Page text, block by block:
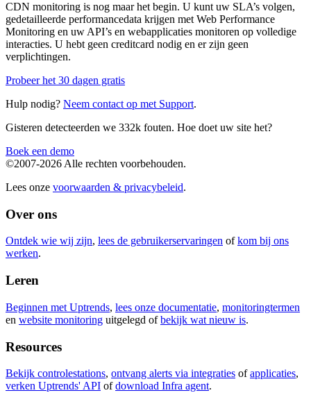
CDN monitoring is nog maar het begin. U kunt uw SLA’s volgen,
gedetailleerde performancedata krijgen met Web Performance
Monitoring en uw API’s en webapplicaties monitoren op volledige
interacties. U hebt geen creditcard nodig en er zijn geen
verplichtingen.
Probeer het 30 dagen gratis
Hulp nodig? Neem contact op met Support.
Gisteren detecteerden we 332k fouten. Hoe doet uw site het?
Boek een demo
©2007-2026 Alle rechten voorbehouden.
Lees onze voorwaarden & privacybeleid.
Over ons
Ontdek wie wij zijn, lees de gebruikerservaringen ofkom bij ons
werken.
Leren
Beginnen met Uptrends, lees onze documentatie, monitoringtermen
en website monitoring uitgelegd ofbekijk wat nieuw is.
Resources
Bekijk controlestations, ontvang alerts via integraties ofapplicaties,
verken Uptrends' API ofdownload Infra agent.